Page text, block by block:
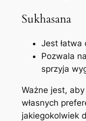
Sukhasana
Jest łatwa
Pozwala
sprzyja
Ważne jest,
własnych
jakiegokolwiek